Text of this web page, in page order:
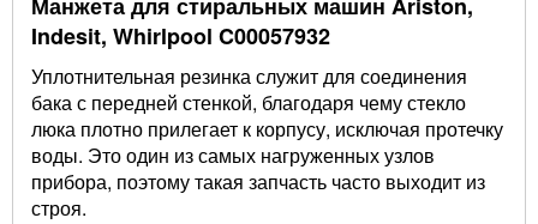
Indesit, Whirlpool C00057932
Уплотнительная резинка служит для соединения
бака с передней стенкой, благодаря чему стекло
люка плотно прилегает к корпусу, исключая протечку
воды. Это один из самых нагруженных узлов
прибора, поэтому такая запчасть часто выходит из
строя.